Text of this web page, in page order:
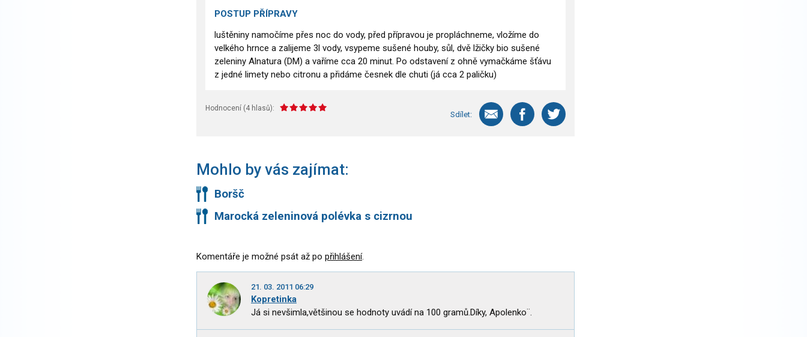
POSTUP PŘÍPRAVY
luštěniny namočíme přes noc do vody, před přípravou je propláchneme, vložíme do
velkého hrnce a zalijeme 3l vody, vsypeme sušené houby, sůl, dvě lžičky bio sušené
zeleniny Alnatura (DM) a vaříme cca 20 minut. Po odstavení z ohně vymačkáme šťávu
z jedné limety nebo citronu a přidáme česnek dle chuti (já cca 2 paličku)
Hodnocení (4 hlasů):
Sdílet:
Mohlo by vás zajímat:
Boršč
Marocká zeleninová polévka s cizrnou
Komentáře je možné psát až po přihlášení.
21. 03. 2011 06:29
Kopretinka
Já si nevšimla,většinou se hodnoty uvádí na 100 gramů.Díky, Apolenko¨.